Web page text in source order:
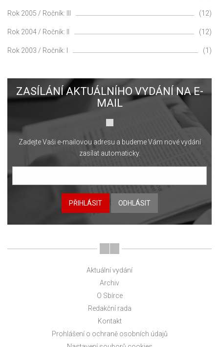
Rok 2005 / Ročník: III (12)
Rok 2004 / Ročník: II (12)
Rok 2003 / Ročník: I (1)
ZASÍLÁNÍ AKTUÁLNÍHO VYDÁNÍ NA E-
MAIL
Zadejte Vaši e-mailovou adresu a budeme Vám nové vydání
zasílat automaticky.
PŘIHLÁSIT ODHLÁSIT
Aktuální vydání
Archiv
O Sbírce
Redakční rada
Kontakt
Prohlášení o ochraně osobních údajů